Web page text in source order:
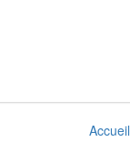
Accueil